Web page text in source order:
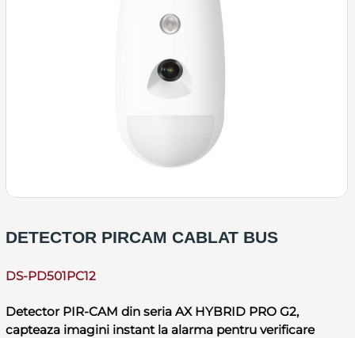
DETECTOR PIRCAM CABLAT BUS
DS-PD501PC12
Detector PIR-CAM din seria AX HYBRID PRO G2,
capteaza imagini instant la alarma pentru verificare